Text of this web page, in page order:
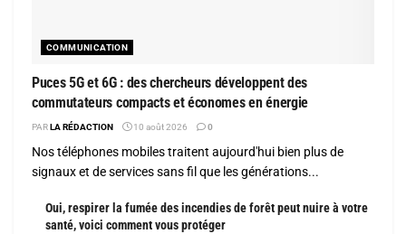
COMMUNICATION
Puces 5G et 6G : des chercheurs développent des
commutateurs compacts et économes en énergie
PARLA RÉDACTION 10 août 2026 0
Nos téléphones mobiles traitent aujourd'hui bien plus de
signaux et de services sans fil que les générations...
Oui, respirer la fumée des incendies de forêt peut nuire à votre
santé, voici comment vous protéger